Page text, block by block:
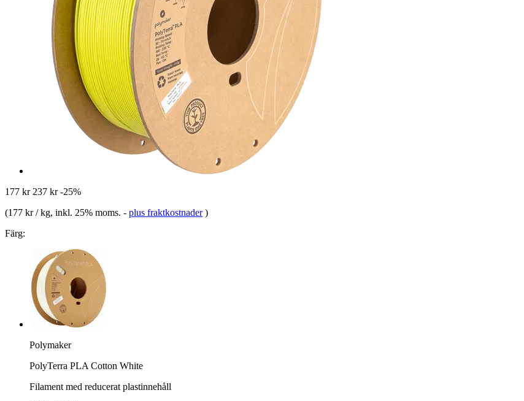
177 kr 237 kr -25%
(177 kr / kg, inkl. 25% moms. - plus fraktkostnader )
Färg:
Polymaker
PolyTerra PLA Cotton White
Filament med reducerat plastinnehåll